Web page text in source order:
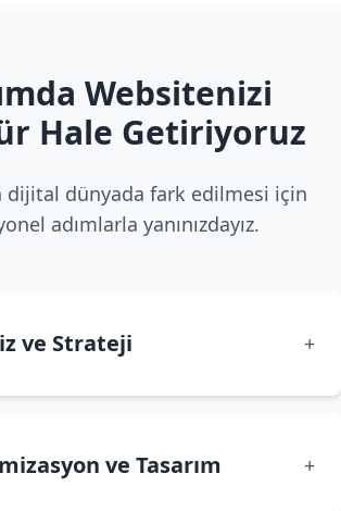
Websitenizi
Hale Getiriyoruz
dijital dünyada fark edilmesi için
adımlarla yanınızdayız.
ve Strateji +
ve Tasarım +